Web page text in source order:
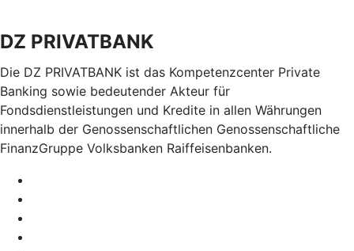
DZ PRIVATBANK
Die DZ PRIVATBANK ist das Kompetenzcenter Private
Banking sowie bedeutender Akteur für
Fondsdienstleistungen und Kredite in allen Währungen
innerhalb der Genossenschaftlichen Genossenschaftliche
FinanzGruppe Volksbanken Raiffeisenbanken.